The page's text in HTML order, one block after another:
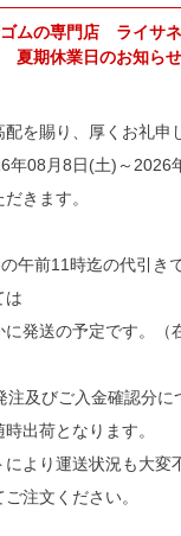
ムの専門店 ライサ
期休業日のお知
を賜り、厚くお礼申
年08月8日(土)～2026
きます。
午前11時迄の代引き
は
発送の予定です。（
注及びご入金確認分に
出荷となります。
により運送状況も大変
注文ください。
〜
S
22.5cm